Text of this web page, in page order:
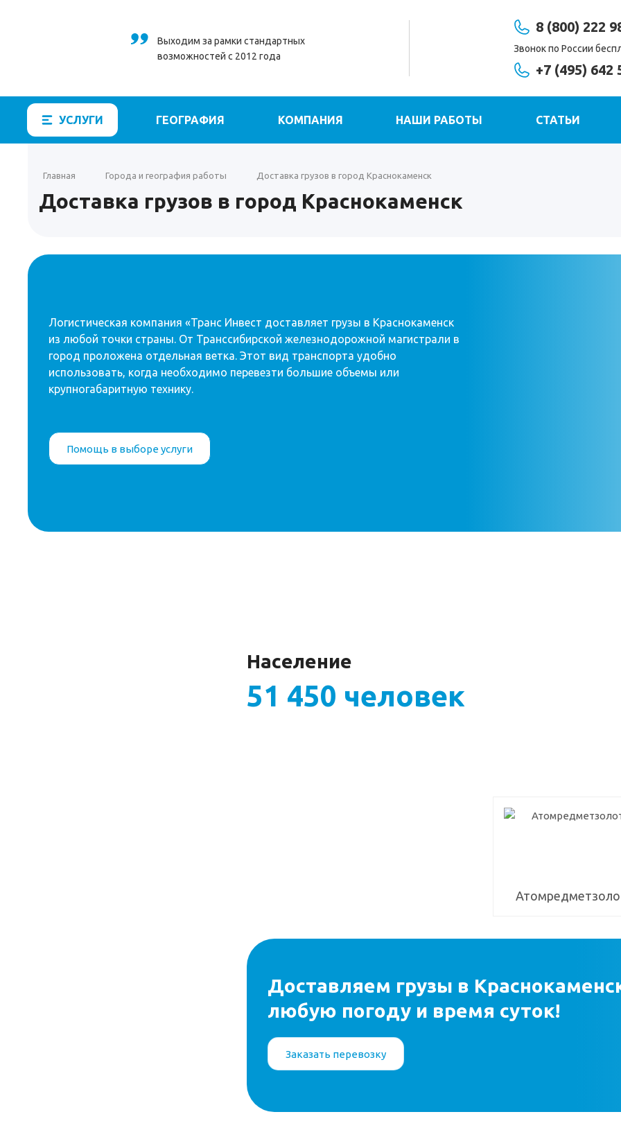
Выходим за рамки стандартных
возможностей с 2012 года
8 (800) 222
Звонок по России
+7 (495) 642
УСЛУГИ ГЕОГРАФИЯ КОМПАНИЯ НАШИ РАБОТЫ СТАТЬИ
Главная Города и география работы Доставка грузов в город Краснокаменск
Доставка грузов в город Краснокаменск
Логистическая компания «Транс Инвест доставляет грузы в Краснокаменск
из любой точки страны. От Транссибирской железнодорожной магистрали в
город проложена отдельная ветка. Этот вид транспорта удобно
использовать, когда необходимо перевезти большие объемы или
крупногабаритную технику.
Помощь в выборе услуги
Население
51 450 человек
Доставляем грузы в
любую погоду и время суток!
Заказать перевозку